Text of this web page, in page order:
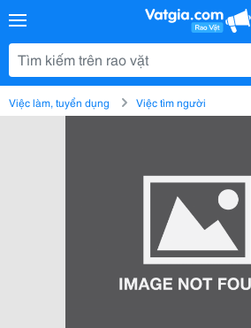
Việc làm, tuyển dụng Việc tìm người